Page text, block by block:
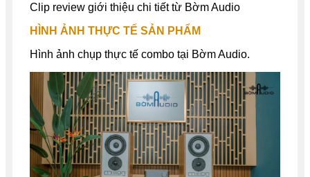
Clip review giới thiệu chi tiết từ Bờm Audio
HÌNH ẢNH THỰC TẾ SẢN PHẨM
Hình ảnh chụp thực tế combo tại Bờm Audio.